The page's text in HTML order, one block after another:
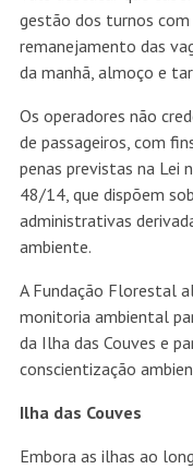
gestão dos turnos com
remanejamento das
da manhã, almoço e
Os operadores não
de passageiros, com
penas previstas na Lei
48/14, que dispõem
administrativas
ambiente.
A Fundação Florestal
monitoria ambiental
da Ilha das Couves e
conscientização
Ilha das Couves
Embora as ilhas ao